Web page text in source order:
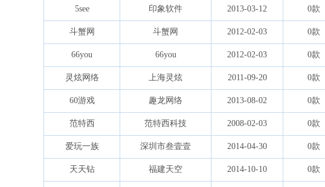
5see 印象软件 2013-03-12 0款
斗蟹网 斗蟹网 2012-02-03 0款
66you 66you 2012-02-03 0款
灵炫网络 上海灵炫 2011-09-20 0款
60游戏 趣龙网络 2013-08-02 0款
范特西 范特西科技 2008-02-03 0款
爱玩一族 深圳市叁壹壹 2014-04-30 0款
天天钻 福建天空 2014-10-10 0款